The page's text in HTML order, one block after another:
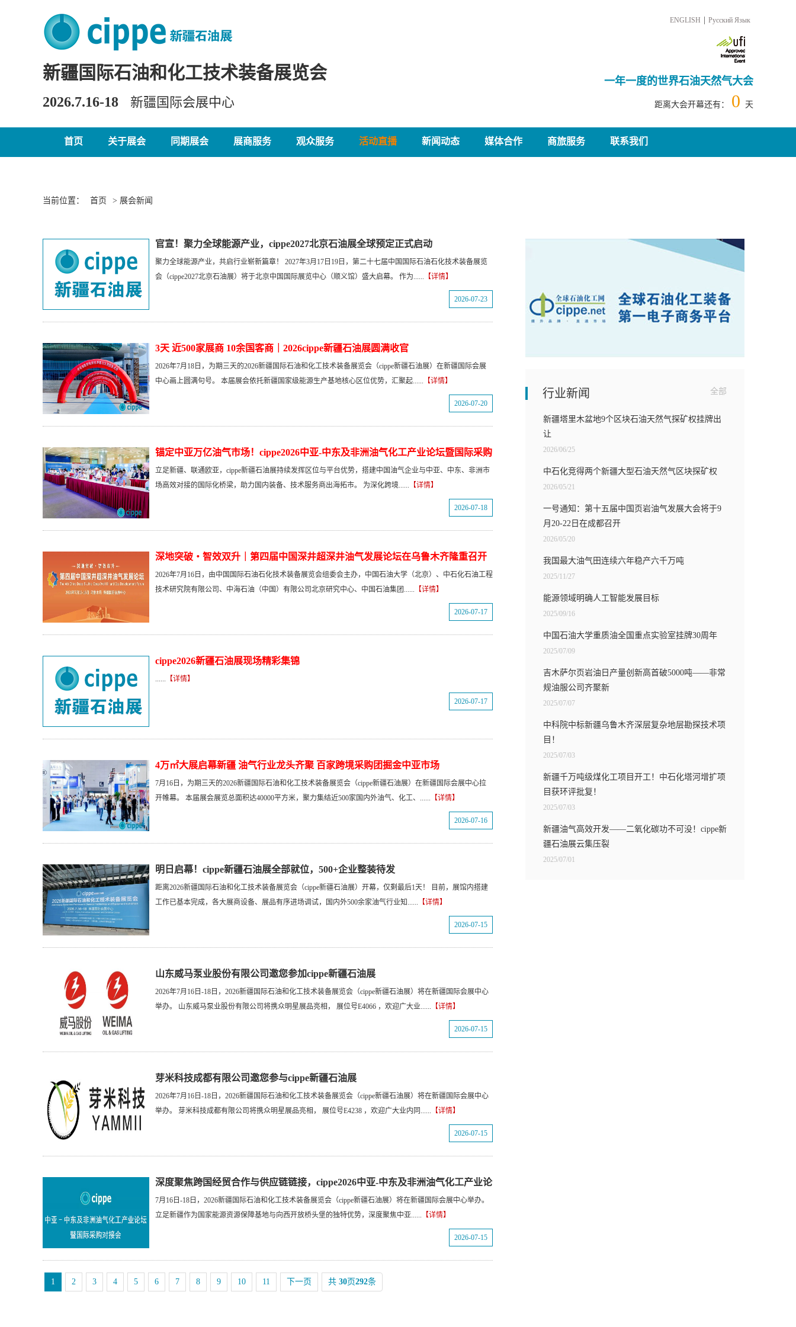
新疆国际石油和化工技术装备展览会
2026.7.16-18 新疆国际会展中心
ENGLISH Русский Язык
一年一度的世界石油天然气大会
距离大会开幕还有： 0 天
首页 关于展会 同期展会 展商服务 观众服务 活动直播 新闻动态 媒体合作 商旅服务 联系我们
当前位置： 首页 > 展会新闻
官宣！聚力全球能源产业，cippe2027北京石油展全球预定正式启动
聚力全球能源产业，共启行业崭新篇章！ 2027年3月17日19日，第二十七届中国国际石油石化技术装备展览
会（cippe2027北京石油展）将于北京中国国际展览中心（顺义馆）盛大启幕。 作为...... 【详情】
2026-07-23
3天 近500家展商 10余国客商｜2026cippe新疆石油展圆满收官
2026年7月18日，为期三天的2026新疆国际石油和化工技术装备展览会（cippe新疆石油展）在新疆国际会展
中心画上圆满句号。 本届展会依托新疆国家级能源生产基地核心区位优势，汇聚起...... 【详情】
2026-07-20
锚定中亚万亿油气市场！cippe2026中亚-中东及非洲油气化工产业论坛暨国际采购
立足新疆、联通欧亚，cippe新疆石油展持续发挥区位与平台优势，搭建中国油气企业与中亚、中东、非洲市
场高效对接的国际化桥梁，助力国内装备、技术服务商出海拓市。 为深化跨境...... 【详情】
2026-07-18
深地突破・智效双升｜第四届中国深井超深井油气发展论坛在乌鲁木齐隆重召开
2026年7月16日，由中国国际石油石化技术装备展览会组委会主办，中国石油大学（北京）、中石化石油工程
技术研究院有限公司、中海石油（中国）有限公司北京研究中心、中国石油集团...... 【详情】
2026-07-17
cippe2026新疆石油展现场精彩集锦
...... 【详情】
2026-07-17
4万㎡大展启幕新疆 油气行业龙头齐聚 百家跨境采购团掘金中亚市场
7月16日，为期三天的2026新疆国际石油和化工技术装备展览会（cippe新疆石油展）在新疆国际会展中心拉
开帷幕。 本届展会展览总面积达40000平方米，聚力集结近500家国内外油气、化工、...... 【详情】
2026-07-16
明日启幕！cippe新疆石油展全部就位，500+企业整装待发
距离2026新疆国际石油和化工技术装备展览会（cippe新疆石油展）开幕，仅剩最后1天！ 目前，展馆内搭建
工作已基本完成，各大展商设备、展品有序进场调试，国内外500余家油气行业知...... 【详情】
2026-07-15
山东威马泵业股份有限公司邀您参加cippe新疆石油展
2026年7月16日-18日，2026新疆国际石油和化工技术装备展览会（cippe新疆石油展）将在新疆国际会展中心
举办。 山东威马泵业股份有限公司将携众明星展品亮相， 展位号E4066 ，欢迎广大业...... 【详情】
2026-07-15
芽米科技成都有限公司邀您参与cippe新疆石油展
2026年7月16日-18日，2026新疆国际石油和化工技术装备展览会（cippe新疆石油展）将在新疆国际会展中心
举办。 芽米科技成都有限公司将携众明星展品亮相， 展位号E4238 ，欢迎广大业内同...... 【详情】
2026-07-15
深度聚焦跨国经贸合作与供应链链接，cippe2026中亚-中东及非洲油气化工产业论
7月16日-18日，2026新疆国际石油和化工技术装备展览会（cippe新疆石油展）将在新疆国际会展中心举办。
立足新疆作为国家能源资源保障基地与向西开放桥头堡的独特优势，深度聚焦中亚...... 【详情】
2026-07-15
1 2 3 4 5 6 7 8 9 10 11 下一页 共 30页292条
行业新闻 全部
新疆塔里木盆地9个区块石油天然气探矿权挂牌出
让
2026/06/25
中石化竞得两个新疆大型石油天然气区块探矿权
2026/05/21
一号通知：第十五届中国页岩油气发展大会将于9
月20-22日在成都召开
2026/05/20
我国最大油气田连续六年稳产六千万吨
2025/11/27
能源领域明确人工智能发展目标
2025/09/16
中国石油大学重质油全国重点实验室挂牌30周年
2025/07/09
吉木萨尔页岩油日产量创新高首破5000吨——非常
规油服公司齐聚新
2025/07/07
中科院中标新疆乌鲁木齐深层复杂地层勘探技术项
目！
2025/07/03
新疆千万吨级煤化工项目开工！中石化塔河增扩项
目获环评批复！
2025/07/03
新疆油气高效开发——二氧化碳功不可没！cippe新
疆石油展云集压裂
2025/07/01